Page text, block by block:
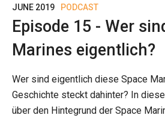
JUNE 2019 PODCAST
Episode 15 - Wer
Marines eigentlich?
Wer sind eigentlich diese Space
Geschichte steckt dahinter? In
über den Hintegrund der Space